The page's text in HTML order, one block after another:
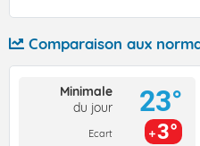
Comparaison aux
Minimale
du jour
Ecart
23°
3°